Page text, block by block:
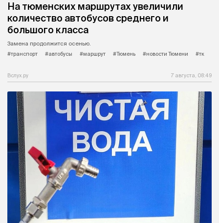
На тюменских маршрутах увеличили
количество автобусов среднего и
большого класса
Замена продолжится осенью.
#транспорт
#автобусы #маршрут #Тюмень #новости Тюмени #тк
Вслух.ру 7 августа, 08:49